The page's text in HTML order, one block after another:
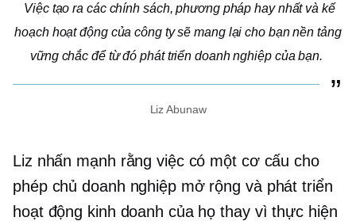
Việc tạo ra các chính sách, phương pháp hay nhất và kế
hoạch hoạt động của công ty sẽ mang lại cho bạn nền tảng
vững chắc để từ đó phát triển doanh nghiệp của bạn.
Liz Abunaw
Liz nhấn mạnh rằng việc có một cơ cấu cho
phép chủ doanh nghiệp mở rộng và phát triển
hoạt động kinh doanh của họ thay vì thực hiện